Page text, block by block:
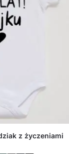
z życzeniami